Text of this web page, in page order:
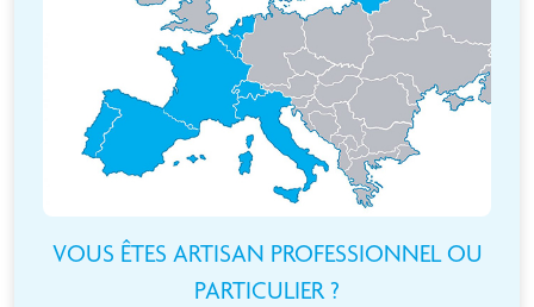
VOUS ÊTES ARTISAN PROFESSIONNEL OU
PARTICULIER ?